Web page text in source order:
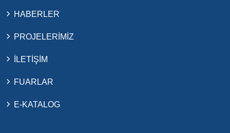
HABERLER
PROJELERİMİZ
İLETİŞİM
FUARLAR
E-KATALOG